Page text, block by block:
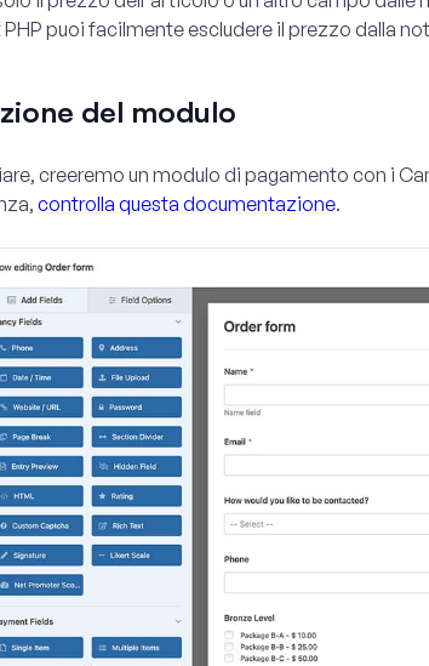
puoi facilmente escludere il prezzo dalla
del modulo
creeremo un modulo di pagamento con i
controlla questa documentazione.